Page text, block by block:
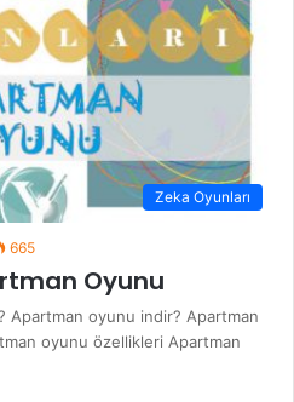
Zeka Oyunları
665
Oyunu
Apartman oyunu indir? Apartman
oyunu özellikleri Apartman